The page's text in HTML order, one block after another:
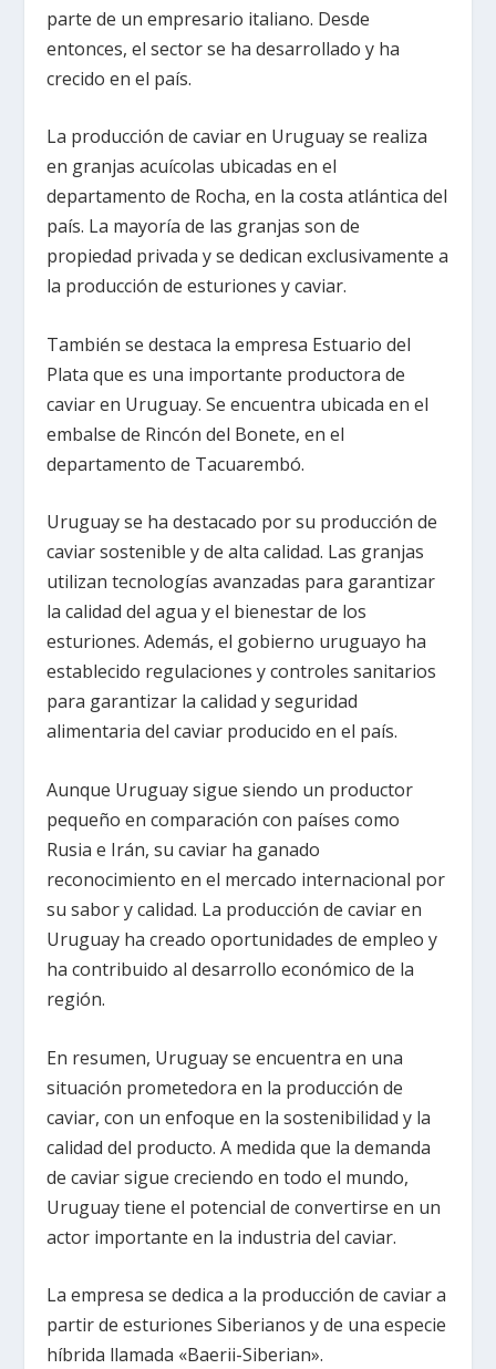
parte de un empresario italiano. Desde
entonces, el sector se ha desarrollado y ha
crecido en el país.
La producción de caviar en Uruguay se realiza
en granjas acuícolas ubicadas en el
departamento de Rocha, en la costa atlántica del
país. La mayoría de las granjas son de
propiedad privada y se dedican exclusivamente a
la producción de esturiones y caviar.
También se destaca la empresa Estuario del
Plata que es una importante productora de
caviar en Uruguay. Se encuentra ubicada en el
embalse de Rincón del Bonete, en el
departamento de Tacuarembó.
Uruguay se ha destacado por su producción de
caviar sostenible y de alta calidad. Las granjas
utilizan tecnologías avanzadas para garantizar
la calidad del agua y el bienestar de los
esturiones. Además, el gobierno uruguayo ha
establecido regulaciones y controles sanitarios
para garantizar la calidad y seguridad
alimentaria del caviar producido en el país.
Aunque Uruguay sigue siendo un productor
pequeño en comparación con países como
Rusia e Irán, su caviar ha ganado
reconocimiento en el mercado internacional por
su sabor y calidad. La producción de caviar en
Uruguay ha creado oportunidades de empleo y
ha contribuido al desarrollo económico de la
región.
En resumen, Uruguay se encuentra en una
situación prometedora en la producción de
caviar, con un enfoque en la sostenibilidad y la
calidad del producto. A medida que la demanda
de caviar sigue creciendo en todo el mundo,
Uruguay tiene el potencial de convertirse en un
actor importante en la industria del caviar.
La empresa se dedica a la producción de caviar a
partir de esturiones Siberianos y de una especie
híbrida llamada «Baerii-Siberian».